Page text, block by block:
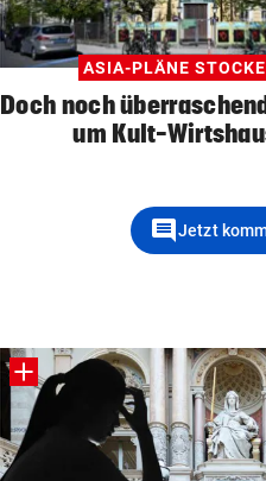
ASIA-PLÄNE
Doch noch
um Kult-
commentJetzt